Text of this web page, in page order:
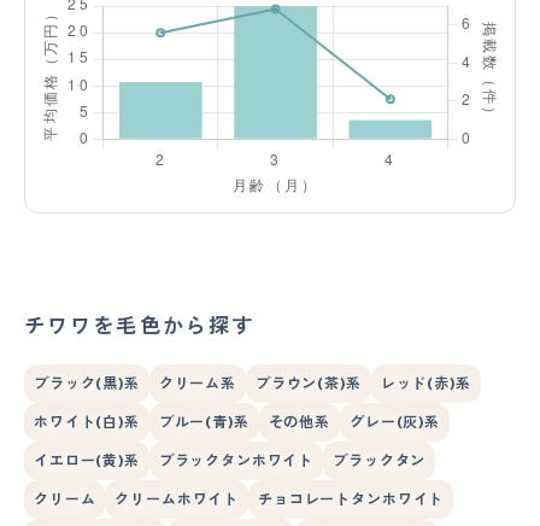
チワワを毛色から探す
ブラック(黒)系 クリーム系 ブラウン(茶)系 レッド(赤)系
ホワイト(白)系 ブルー(青)系 その他系 グレー(灰)系
イエロー(黄)系 ブラックタンホワイト ブラックタン
クリーム クリームホワイト チョコレートタンホワイト